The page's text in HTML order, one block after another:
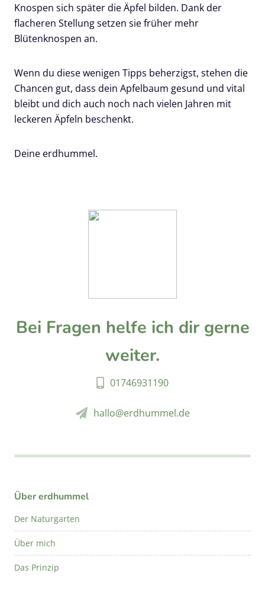
Knospen sich später die Äpfel bilden. Dank der
flacheren Stellung setzen sie früher mehr
Blütenknospen an.
Wenn du diese wenigen Tipps beherzigst, stehen die
Chancen gut, dass dein Apfelbaum gesund und vital
bleibt und dich auch noch nach vielen Jahren mit
leckeren Äpfeln beschenkt.
Deine erdhummel.
Bei Fragen helfe ich dir gerne
weiter.
01746931190
hallo@erdhummel.de
Über erdhummel
Der Naturgarten
Über mich
Das Prinzip